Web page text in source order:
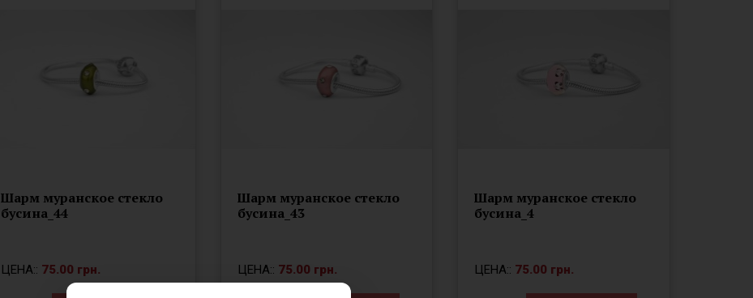
Шарм муранское стекло
бусина_44
ЦЕНА:: 75.00 грн.
Шарм муранское стекло
бусина_43
ЦЕНА:: 75.00 грн.
Шарм муранское стекло
бусина_4
ЦЕНА:: 75.00 грн.